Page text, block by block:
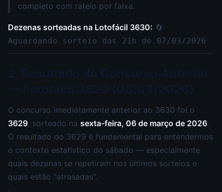
completo com rateio por faixa.
Dezenas sorteadas na Lotofácil 3630: 🔄
Aguardando sorteio das 21h de 07/03/2026
O concurso imediatamente anterior ao 3630 foi o
3629, sorteado na sexta-feira, 06 de março de 2026.
O resultado do 3629 é fundamental para entendermos
o contexto estatístico do sábado — especialmente
quais dezenas se repetiram nos últimos sorteios e
quais estão "atrasadas".